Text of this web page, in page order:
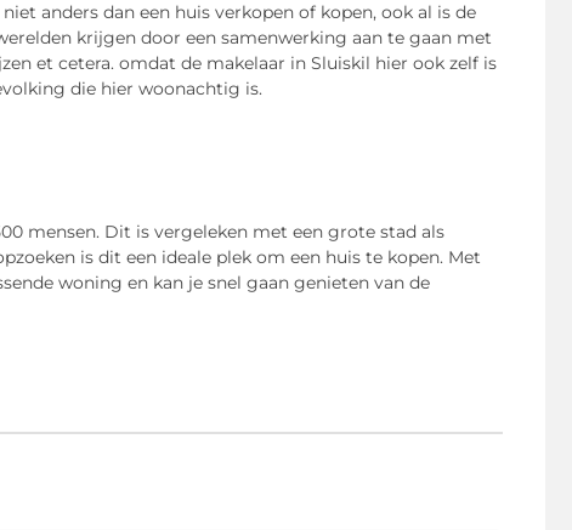
anders dan een huis verkopen of kopen, ook al is de
krijgen door een samenwerking aan te gaan met
et cetera. omdat de makelaar in Sluiskil hier ook zelf is
die hier woonachtig is.
mensen. Dit is vergeleken met een grote stad als
is dit een ideale plek om een huis te kopen. Met
woning en kan je snel gaan genieten van de